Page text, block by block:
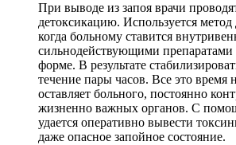
При выводе из запоя врачи
детоксикацию. Используется
когда больному ставится
сильнодействующими препаратами
форме. В результате
течение пары часов. Все это время
оставляет больного, постоянно
жизненно важных органов. С
удается оперативно вывести
даже опасное запойное состояние.